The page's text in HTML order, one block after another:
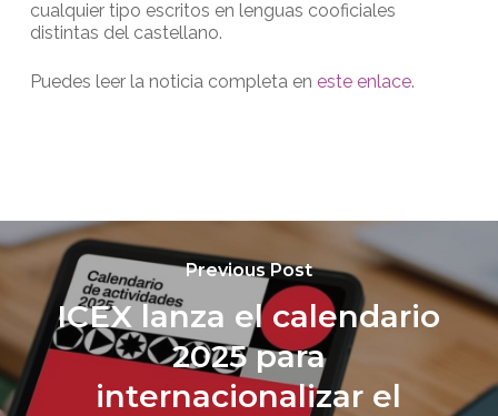
cualquier tipo escritos en lenguas cooficiales
distintas del castellano.
Puedes leer la noticia completa en este enlace.
Previous Post
ICEX lanza el calendario
2025 para
internacionalizar el